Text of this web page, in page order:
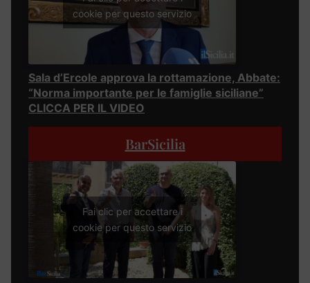
cookie per questo servizio
Sala d’Ercole approva la rottamazione, Abbate:
“Norma importante per le famiglie siciliane”
CLICCA PER IL VIDEO
BarSicilia
Fai clic per accettare i
cookie per questo servizio